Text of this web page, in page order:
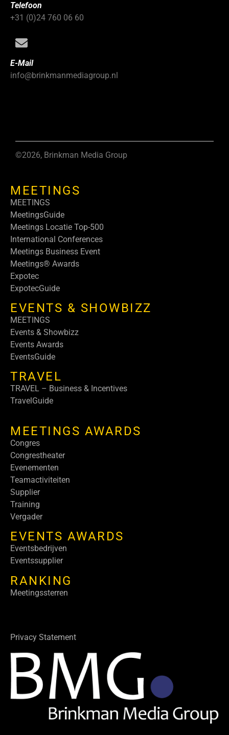
Telefoon
+31 (0)24 760 06 60
E-Mail
info@brinkmanmediagroup.nl
©2026, Brinkman Media Group
MEETINGS
MEETINGS
MeetingsGuide
Meetings Locatie Top-500
International Conferences
Meetings Business Event
Meetings® Awards
Expotec
ExpotecGuide
EVENTS & SHOWBIZZ
MEETINGS
Events & Showbizz
Events Awards
EventsGuide
TRAVEL
TRAVEL – Business & Incentives
TravelGuide
MEETINGS AWARDS
Congres
Congrestheater
Evenementen
Teamactiviteiten
Supplier
Training
Vergader
EVENTS AWARDS
Eventsbedrijven
Eventssupplier
RANKING
Meetingssterren
Privacy Statement